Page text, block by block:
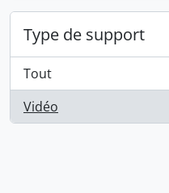
Type de support
Tout
Vidéo
, 1 résultats